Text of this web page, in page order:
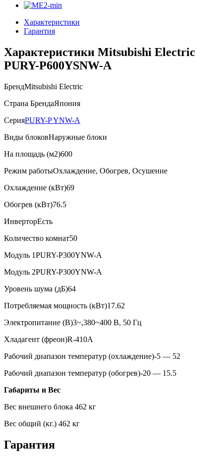
Характеристики
Гарантия
Характеристики Mitsubishi Electric
PURY-P600YSNW-A
БрендMitsubishi Electric
Страна БрендаЯпония
СерияPURY-P YNW-A
Виды блоковНаружные блоки
На площадь (м2)600
Режим работыОхлаждение, Обогрев, Осушение
Охлаждение (кВт)69
Обогрев (кВт)76.5
ИнверторЕсть
Количество комнат50
Модуль 1PURY-P300YNW-A
Модуль 2PURY-P300YNW-A
Уровень шума (дБ)64
Потребляемая мощность (кВт)17.62
Электропитание (В)3~,380~400 В, 50 Гц
Хладагент (фреон)R-410A
Рабочий диапазон температур (охлаждение)-5 — 52
Рабочий диапазон температур (обогрев)-20 — 15.5
Габариты и Вес
Вес внешнего блока 462 кг
Вес общий (кг.) 462 кг
Гарантия